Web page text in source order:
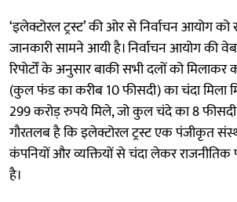
‘इलेक्टोरल ट्रस्ट’ की ओर से निर्वाचन आयोग को
जानकारी सामने आयी है। निर्वाचन आयोग की
रिपोर्टों के अनुसार बाकी सभी दलों को
(कुल फंड का करीब 10 फीसदी) का चंदा मिला
299 करोड़ रुपये मिले, जो कुल चंदे का 8
गौरतलब है कि इलेक्टोरल ट्रस्ट एक पंजीकृत संस्था
कंपनियों और व्यक्तियों से चंदा लेकर राजनीतिक
है।